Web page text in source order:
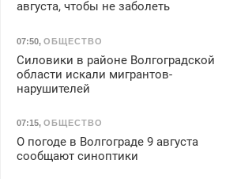
августа, чтобы не заболеть
07:50, ОБЩЕСТВО
Силовики в районе Волгоградской
области искали мигрантов-
нарушителей
07:15, ОБЩЕСТВО
О погоде в Волгограде 9 августа
сообщают синоптики